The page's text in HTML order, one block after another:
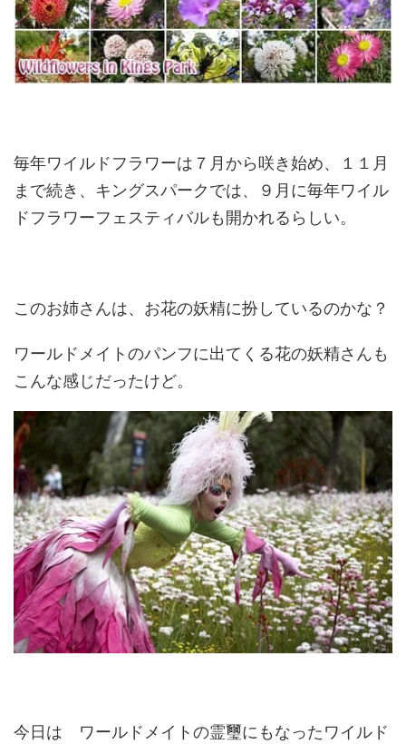
毎年ワイルドフラワーは７月から咲き始め、１１月
まで続き、キングスパークでは、９月に毎年ワイル
ドフラワーフェスティバルも開かれるらしい。
このお姉さんは、お花の妖精に扮しているのかな？
ワールドメイトのパンフに出てくる花の妖精さんも
こんな感じだったけど。
今日は ワールドメイトの霊璽にもなったワイルド